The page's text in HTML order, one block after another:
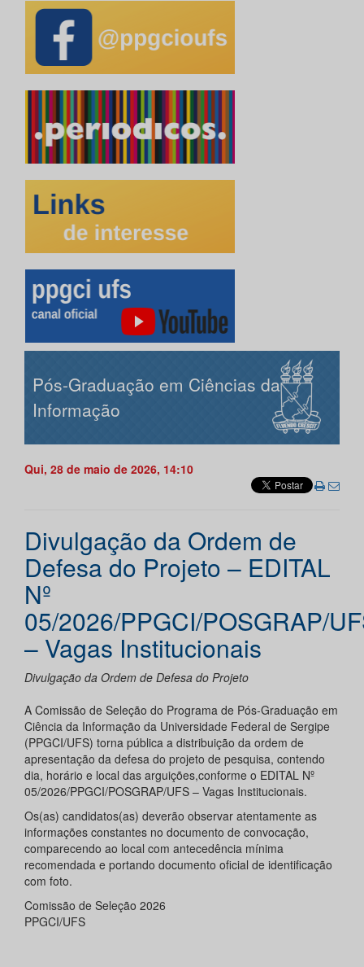
Pós-Graduação em Ciências da
Informação
Qui, 28 de maio de 2026, 14:10
Divulgação da Ordem de
Defesa do Projeto – EDITAL
Nº
05/2026/PPGCI/POSGRAP/
– Vagas Institucionais
Divulgação da Ordem de Defesa do Projeto
A Comissão de Seleção do Programa de Pós-Graduação em
Ciência da Informação da Universidade Federal de Sergipe
(PPGCI/UFS) torna pública a distribuição da ordem de
apresentação da defesa do projeto de pesquisa, contendo
dia, horário e local das arguições,conforme o EDITAL Nº
05/2026/PPGCI/POSGRAP/UFS – Vagas Institucionais.
Os(as) candidatos(as) deverão observar atentamente as
informações constantes no documento de convocação,
comparecendo ao local com antecedência mínima
recomendada e portando documento oficial de identificação
com foto.
Comissão de Seleção 2026
PPGCI/UFS